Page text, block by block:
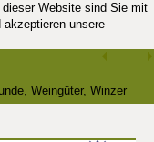
Website sind Sie mit
akzeptieren unsere
Weingüter, Winzer